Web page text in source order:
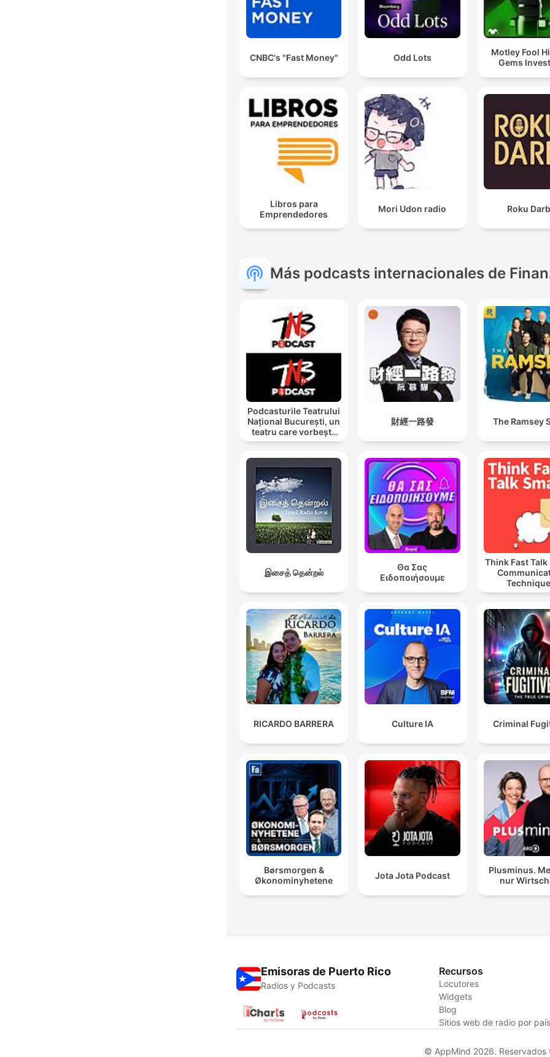
CNBC's "Fast Money" Odd Lots
Motley Fool
Gems
Libros para
Emprendedores
Mori Udon radio Roku
Más podcasts internacionales de
Podcasturile Teatrului
Național București, un
teatru care vorbește
cu tine
財經一路發 The Ramsey
இசைத் தென்றல்
Θα Σας
Ειδοποιήσουμε
Think Fast Talk
RICARDO BARRERA Culture IA Criminal
Børsmorgen &
Økonominyhetene
Jota Jota Podcast
Plusminus.
nur
Emisoras de Puerto Rico
Radios y Podcasts
Recursos
Locutores
Widgets
Blog
Sitios web de radio por
© AppMind 2026. Reservados